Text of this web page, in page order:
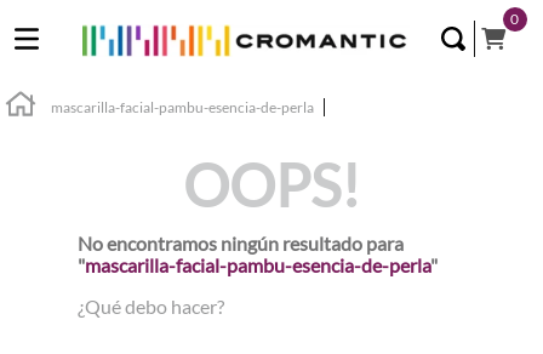
0
mascarilla-facial-pambu-esencia-de-perla
OOPS!
No encontramos ningún resultado para
"mascarilla-facial-pambu-esencia-de-perla"
¿Qué debo hacer?